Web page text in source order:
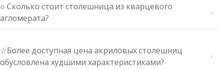
○ Сколько стоит столешница из кварцевого
агломерата?
☆Более доступная цена акриловых столешниц
обусловлена худшими характеристиками?